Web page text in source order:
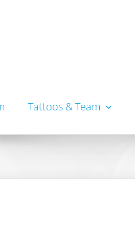
Tattoos & Team